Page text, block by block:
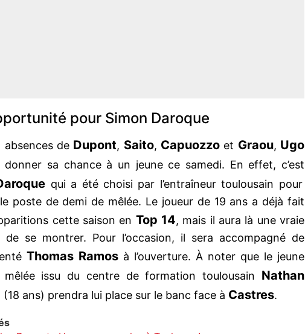
pour Simon Daroque
absences de Dupont, Saito, Capuozzo et Graou, Ugo
donner sa chance à un jeune ce samedi. En effet, c’est
qui a été choisi par l’entraîneur toulousain pour
poste de demi de mêlée. Le joueur de 19 ans a déjà fait
cette saison en Top 14, mais il aura là une vraie
de se montrer. Pour l’occasion, il sera accompagné de
Thomas Ramos à l’ouverture. À noter que le jeune
mêlée issu du centre de formation toulousain Nathan
(18 ans) prendra lui place sur le banc face à Castres.